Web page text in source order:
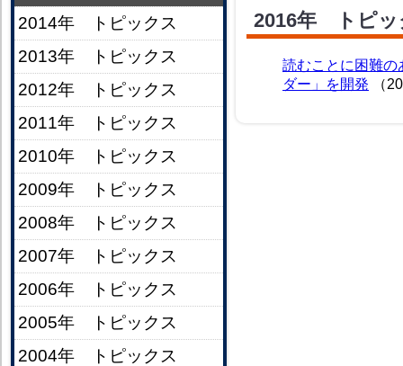
2014年 トピックス
2013年 トピックス
2012年 トピックス
2011年 トピックス
2010年 トピックス
2009年 トピックス
2008年 トピックス
2007年 トピックス
2006年 トピックス
2005年 トピックス
2004年 トピックス
2016年 トピッ
読むことに困難の
ダー」を開発
（